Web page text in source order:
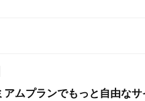
アムプランでもっと自由なサ